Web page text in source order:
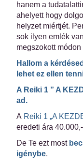
hanem a
ahelyett hogy
helyzet miértjét.
sok ilyen emlék
megszokott
Hallom a
lehet ez ellen
A Reiki 1 ” A
ad.
A Reiki 1 „A
eredeti ára
De Te ezt most
igénybe.